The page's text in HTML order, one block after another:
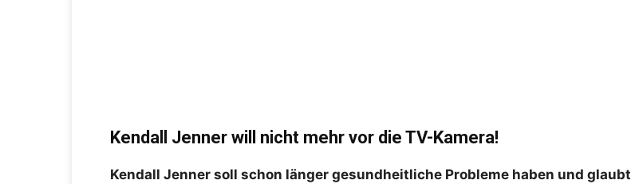
Kendall Jenner will nicht mehr vor die TV-Kamera!
Kendall Jenner soll schon länger gesundheitliche Probleme haben und glaubt